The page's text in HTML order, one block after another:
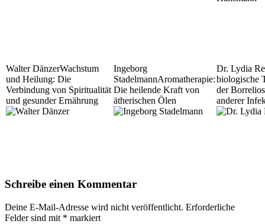
Walter DänzerWachstum
und Heilung: Die
Verbindung von Spiritualität
und gesunder Ernährung
Ingeborg
StadelmannAromatherapie:
Die heilende Kraft von
ätherischen Ölen
Dr. Lydia
biologische
der
anderer
Schreibe einen Kommentar
Deine E-Mail-Adresse wird nicht veröffentlicht. Erforderliche
Felder sind mit * markiert